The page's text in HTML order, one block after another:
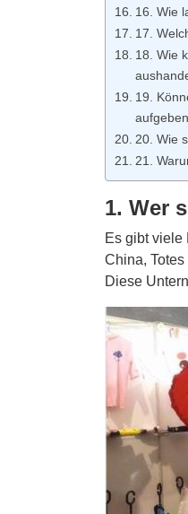
16. Wie
17.
18. Wie
19.
20. Wie
21.
1. Wer
Es gibt viele
China,
Diese